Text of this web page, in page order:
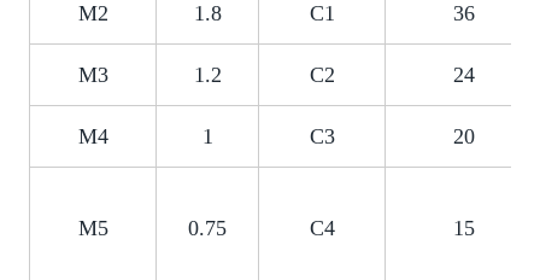
M2 1.8 C1 36
M3 1.2 C2 24
M4 1 C3 20
M5 0.75 C4 15